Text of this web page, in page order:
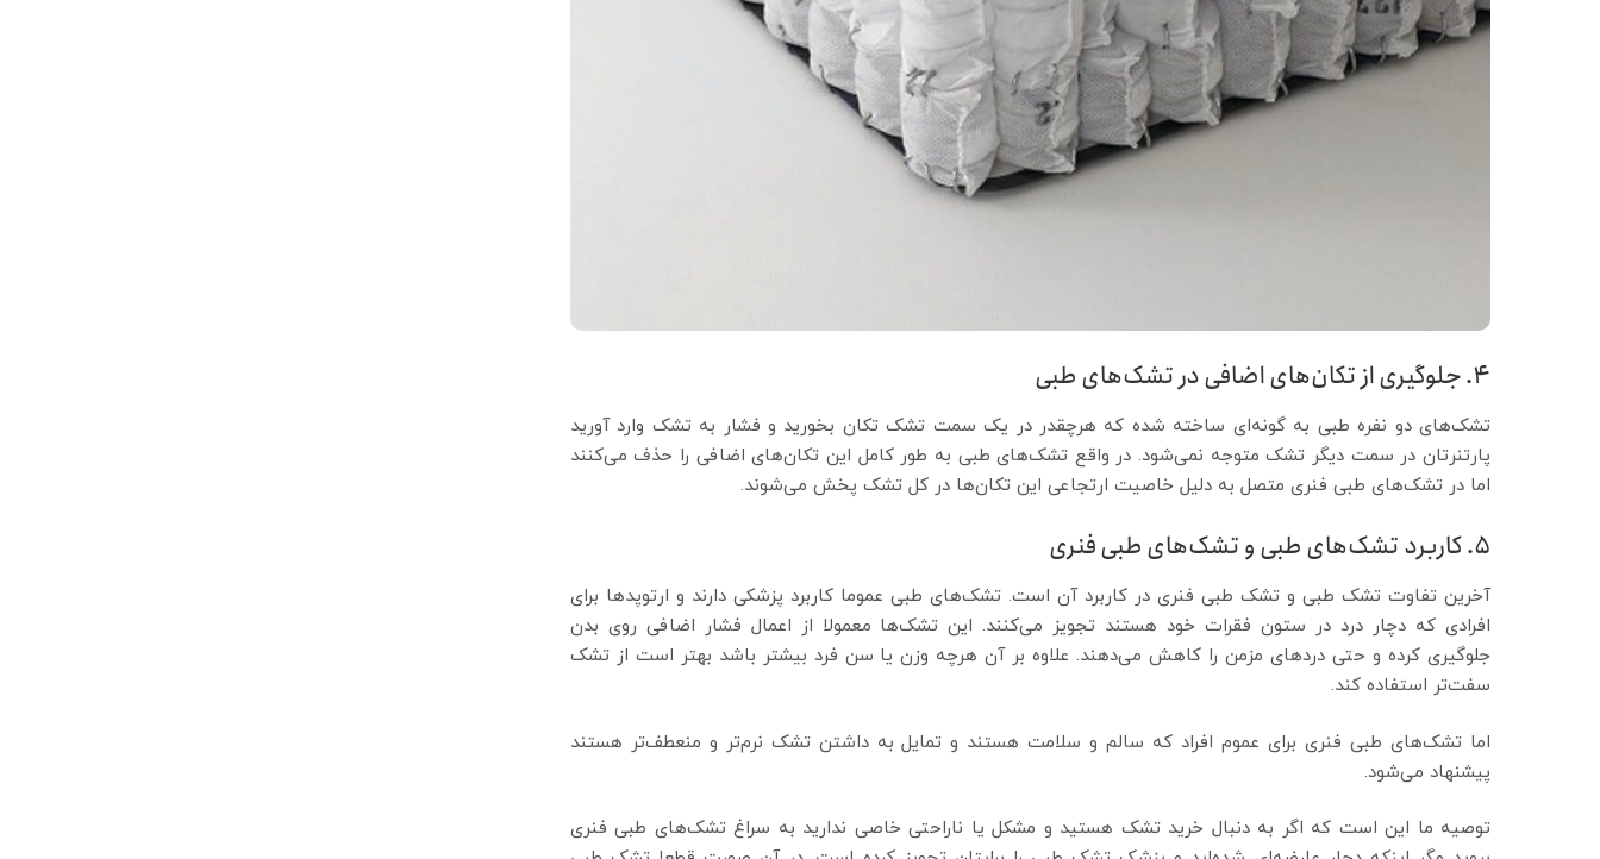
۴. جلوگیری از تکان‌های اضافی در تشک‌های طبی
تشک‌های دو نفره طبی به گونه‌ای ساخته شده که هرچقدر در یک سمت تشک تکان بخورید و فشار به تشک وارد آورید
پارتنرتان در سمت دیگر تشک متوجه نمی‌شود. در واقع تشک‌های طبی به طور کامل این تکان‌های اضافی را حذف می‌کنند
اما در تشک‌های طبی فنری متصل به دلیل خاصیت ارتجاعی این تکان‌ها در کل تشک پخش می‌شوند.
۵. کاربرد تشک‌های طبی و تشک‌های طبی فنری
آخرین تفاوت تشک طبی و تشک طبی فنری در کاربرد آن است. تشک‌های طبی عموما کاربرد پزشکی دارند و ارتوپدها برای
افرادی که دچار درد در ستون فقرات خود هستند تجویز می‌کنند. این تشک‌ها معمولا از اعمال فشار اضافی روی بدن
جلوگیری کرده و حتی دردهای مزمن را کاهش می‌دهند. علاوه بر آن هرچه وزن یا سن فرد بیشتر باشد بهتر است از تشک
سفت‌تر استفاده کند.
اما تشک‌های طبی فنری برای عموم افراد که سالم و سلامت هستند و تمایل به داشتن تشک نرم‌تر و منعطف‌تر هستند
پیشنهاد می‌شود.
توصیه ما این است که اگر به دنبال خرید تشک هستید و مشکل یا ناراحتی خاصی ندارید به سراغ تشک‌های طبی فنری